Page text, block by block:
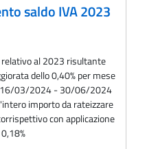
saldo IVA 2023
al 2023 risultante
dello 0,40% per mese
16/03/2024 - 30/06/2024
importo da rateizzare
con applicazione